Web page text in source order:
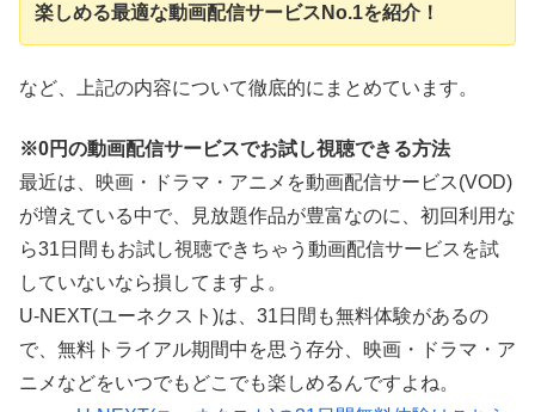
楽しめる最適な動画配信サービスNo.1を紹介！
など、上記の内容について徹底的にまとめています。
※0円の動画配信サービスでお試し視聴できる方法
最近は、映画・ドラマ・アニメを動画配信サービス(VOD)
が増えている中で、見放題作品が豊富なのに、初回利用な
ら31日間もお試し視聴できちゃう動画配信サービスを試
していないなら損してますよ。
U-NEXT(ユーネクスト)は、31日間も無料体験があるの
で、無料トライアル期間中を思う存分、映画・ドラマ・ア
ニメなどをいつでもどこでも楽しめるんですよね。